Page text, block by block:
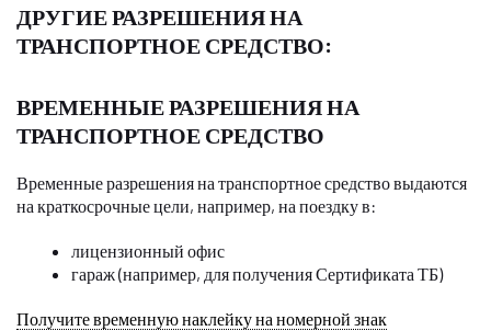
ДРУГИЕ РАЗРЕШЕНИЯ НА
ТРАНСПОРТНОЕ СРЕДСТВО:
ВРЕМЕННЫЕ РАЗРЕШЕНИЯ НА
ТРАНСПОРТНОЕ СРЕДСТВО
Временные разрешения на транспортное средство выдаются
на краткосрочные цели, например, на поездку в:
лицензионный офис
гараж (например, для получения Сертификата ТБ)
Получите временную наклейку на номерной знак